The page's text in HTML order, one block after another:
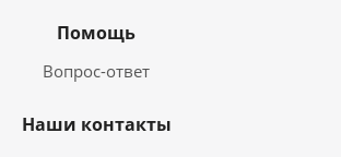
Помощь
Вопрос-ответ
Наши контакты